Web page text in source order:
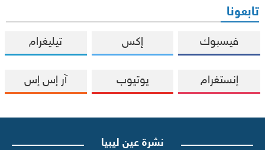
تابعونا
فيسبوك إكس تيليغرام
إنستغرام يوتيوب آر إس إس
نشرة عين ليبيا